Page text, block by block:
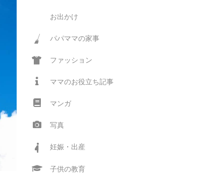
お出かけ
パパママの家事
ファッション
ママのお役立ち記事
マンガ
写真
妊娠・出産
子供の教育